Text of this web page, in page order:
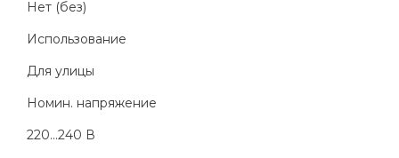
Нет (без)
Использование
Для улицы
Номин. напряжение
220...240 В